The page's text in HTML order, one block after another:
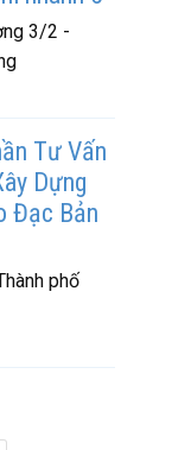
3/2 -
Tư Vấn
Dựng
Đạc Bản
phố